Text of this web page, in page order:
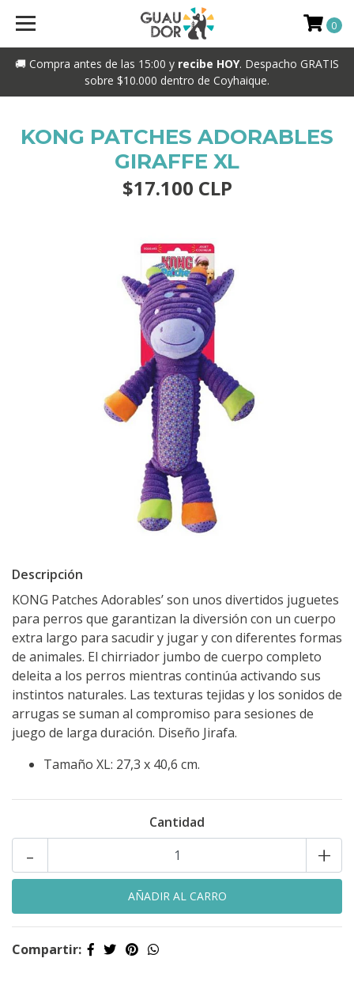
🚚 Compra antes de las 15:00 y recibe HOY. Despacho GRATIS
sobre $10.000 dentro de Coyhaique.
0
KONG PATCHES ADORABLES
GIRAFFE XL
$17.100 CLP
Descripción
KONG Patches Adorables’ son unos divertidos juguetes
para perros que garantizan la diversión con un cuerpo
extra largo para sacudir y jugar y con diferentes formas
de animales. El chirriador jumbo de cuerpo completo
deleita a los perros mientras continúa activando sus
instintos naturales. Las texturas tejidas y los sonidos de
arrugas se suman al compromiso para sesiones de
juego de larga duración. Diseño Jirafa.
Tamaño XL: 27,3 x 40,6 cm.
Cantidad
+
-
Compartir: